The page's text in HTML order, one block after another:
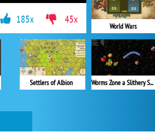
World Wars
Worms Zone a Slithery Snake
Settlers of Albion
185x 45x